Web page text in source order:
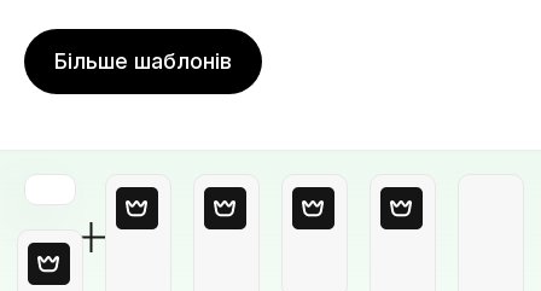
Більше шаблонів